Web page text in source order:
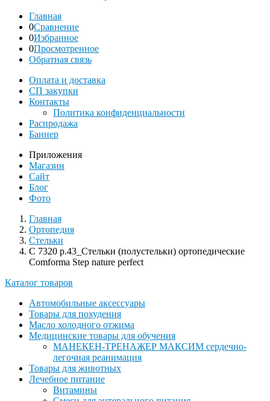
Главная
0Сравнение
0Избранное
0Просмотренное
Обратная связь
Оплата и доставка
СП закупки
Контакты
Политика конфиденциальности
Распродажа
Баннер
Приложения
Магазин
Сайт
Блог
Фото
Главная
Ортопедия
Стельки
С 7320 р.43_Стельки (полустельки) ортопедические
Comforma Step nature perfect
Каталог товаров
Автомобильные аксессуары
Товары для похудения
Масло холодного отжима
Медицинские товары для обучения
МАНЕКЕН-ТРЕНАЖЕР МАКСИМ сердечно-
легочная реанимация
Товары для животных
Лечебное питание
Витамины